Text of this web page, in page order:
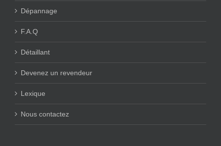
Dépannage
F.A.Q
Détaillant
Devenez un revendeur
Lexique
Nous contactez